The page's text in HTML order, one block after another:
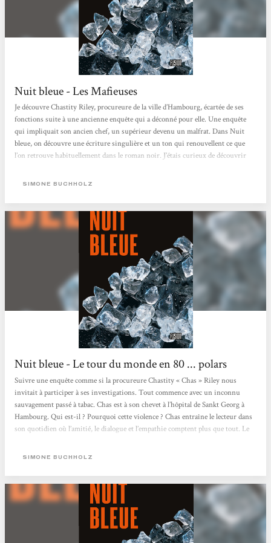
Nuit bleue - Les Mafieuses
Je découvre Chastity Riley, procureure de la ville d’Hambourg, écartée de ses
fonctions suite à une ancienne enquête qui a déconné pour elle. Une enquête
qui impliquait son ancien chef, un supérieur devenu un malfrat. Dans Nuit
bleue, on découvre une écriture singulière et un ton qui renouvellent ce que
l’on retrouve habituellement dans le roman noir. J’étais curieux de découvrir
et c’est le genre de polar épuré que je trouve prenant. L’autrice envoie de...
SIMONE BUCHHOLZ
Nuit bleue - Le tour du monde en 80 ... polars
Suivre une enquête comme si la procureure Chastity « Chas » Riley nous
invitait à participer à ses investigations. Tout commence avec un inconnu
sauvagement passé à tabac. Chas est à son chevet à l’hôpital de Sankt Georg à
Hambourg. Qui est-il ? Pourquoi cette violence ? Chas entraîne le lecteur dans
son quotidien où l’amitié, le dialogue et l’empathie comptent plus que tout. Le
témoin renforce l’impression d’être admis dans le cercle de...
SIMONE BUCHHOLZ